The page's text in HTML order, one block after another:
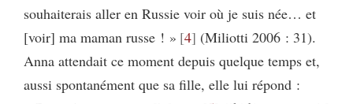
souhaiterais aller en Russie voir où je suis née… et
[voir] ma maman russe ! » 4 (Miliotti 2006 : 31).
Anna attendait ce moment depuis quelque temps et,
aussi spontanément que sa fille, elle lui répond :